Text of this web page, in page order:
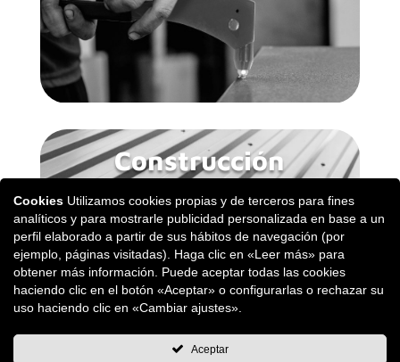
Construcción
Cookies Utilizamos cookies propias y de terceros para fines
analíticos y para mostrarle publicidad personalizada en base a un
perfil elaborado a partir de sus hábitos de navegación (por
ejemplo, páginas visitadas). Haga clic en «Leer más» para
obtener más información. Puede aceptar todas las cookies
haciendo clic en el botón «Aceptar» o configurarlas o rechazar su
uso haciendo clic en «Cambiar ajustes».
Aceptar